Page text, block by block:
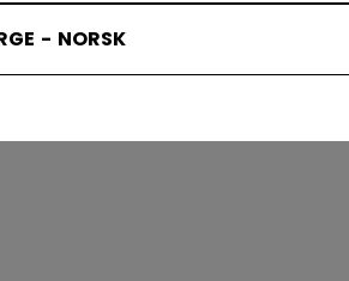
- NORSK